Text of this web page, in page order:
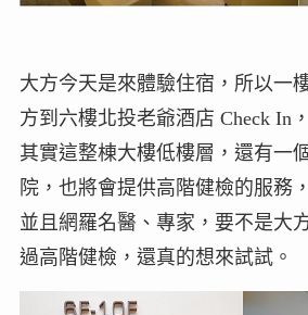
大方今天是來體驗住宿，所以一
方到六樓北投老爺酒店 Check In，
其實這整棟大樓低樓層，還有一
院，也將會提供高階健檢的服務，
並且網羅名醫、專家，要不是大
過高階健檢，還真的想來試試。